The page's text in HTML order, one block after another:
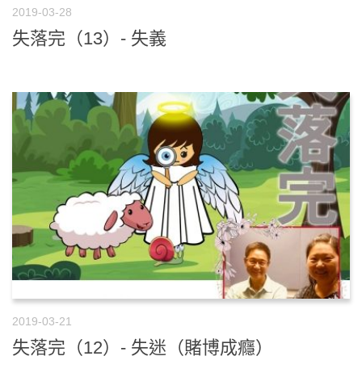
2019-03-28
失落完（13）- 失義
2019-03-21
失落完（12）- 失迷（賭博成癮）